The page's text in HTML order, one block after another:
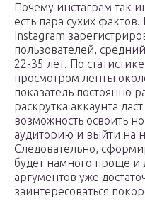
Почему инстаграм так
есть пара сухих
Instagram
пользователей,
22-35 лет. По
просмотром ленты
показатель постоянно
раскрутка аккаунта
возможность освоить
аудиторию и выйти на
Следовательно,
будет намного проще и
аргументов уже
заинтересоваться